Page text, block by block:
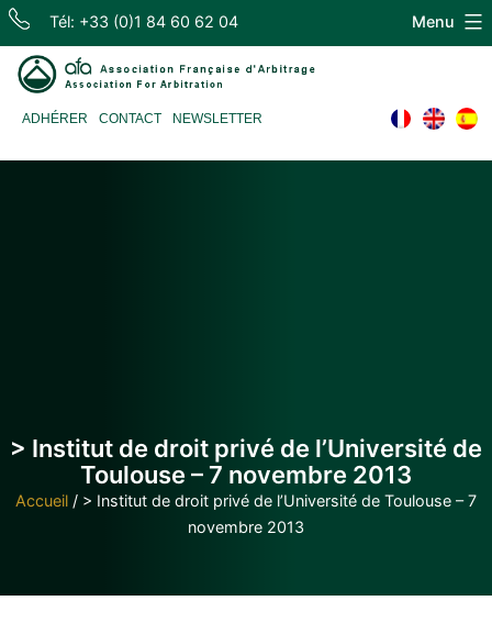
Skip
content
Tél: +33 (0)1 84 60 62 04
d'Arbitrage
ADHÉRER CONTACT NEWSLETTER
Menu
> Institut de droit privé de l’Université de
Toulouse – 7 novembre 2013
Accueil / > Institut de droit privé de l’Université de Toulouse – 7
novembre 2013